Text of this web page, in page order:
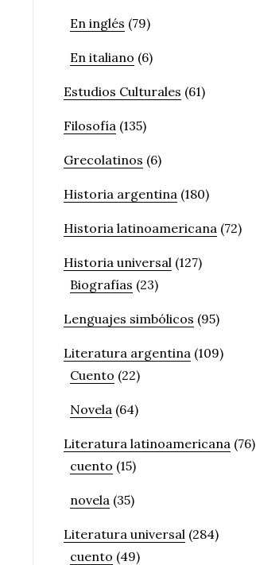
En inglés (79)
En italiano (6)
Estudios Culturales (61)
Filosofía (135)
Grecolatinos (6)
Historia argentina (180)
Historia latinoamericana (72)
Historia universal (127)
Biografías (23)
Lenguajes simbólicos (95)
Literatura argentina (109)
Cuento (22)
Novela (64)
Literatura latinoamericana (76)
cuento (15)
novela (35)
Literatura universal (284)
cuento (49)